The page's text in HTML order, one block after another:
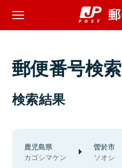
郵便番号検索
検索結果
鹿児島県
カゴシマケン
曽於市
ソオシ